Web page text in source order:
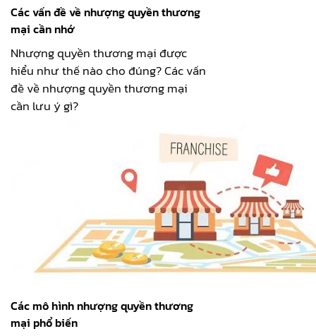
Các vấn đề về nhượng quyền thương
mại cần nhớ
Nhượng quyền thương mại được
hiểu như thế nào cho đúng? Các vấn
đề về nhượng quyền thương mại
cần lưu ý gì?
Các mô hình nhượng quyền thương
mại phổ biến